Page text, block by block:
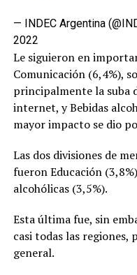
— INDEC Argentina
2022
Le siguieron en
Comunicación (6,4%),
principalmente la suba
internet, y Bebidas
mayor impacto se dio
Las dos divisiones de
fueron Educación
alcohólicas (3,5%).
Esta última fue, sin
casi todas las
general.